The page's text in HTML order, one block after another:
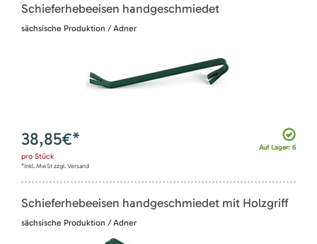
Schieferhebeeisen handgeschmiedet
sächsische Produktion / Adner
Auf Lager: 6
38,85€*
pro Stück
*inkl. MwSt zzgl. Versand
Schieferhebeeisen handgeschmiedet mit Holzgriff
sächsische Produktion / Adner